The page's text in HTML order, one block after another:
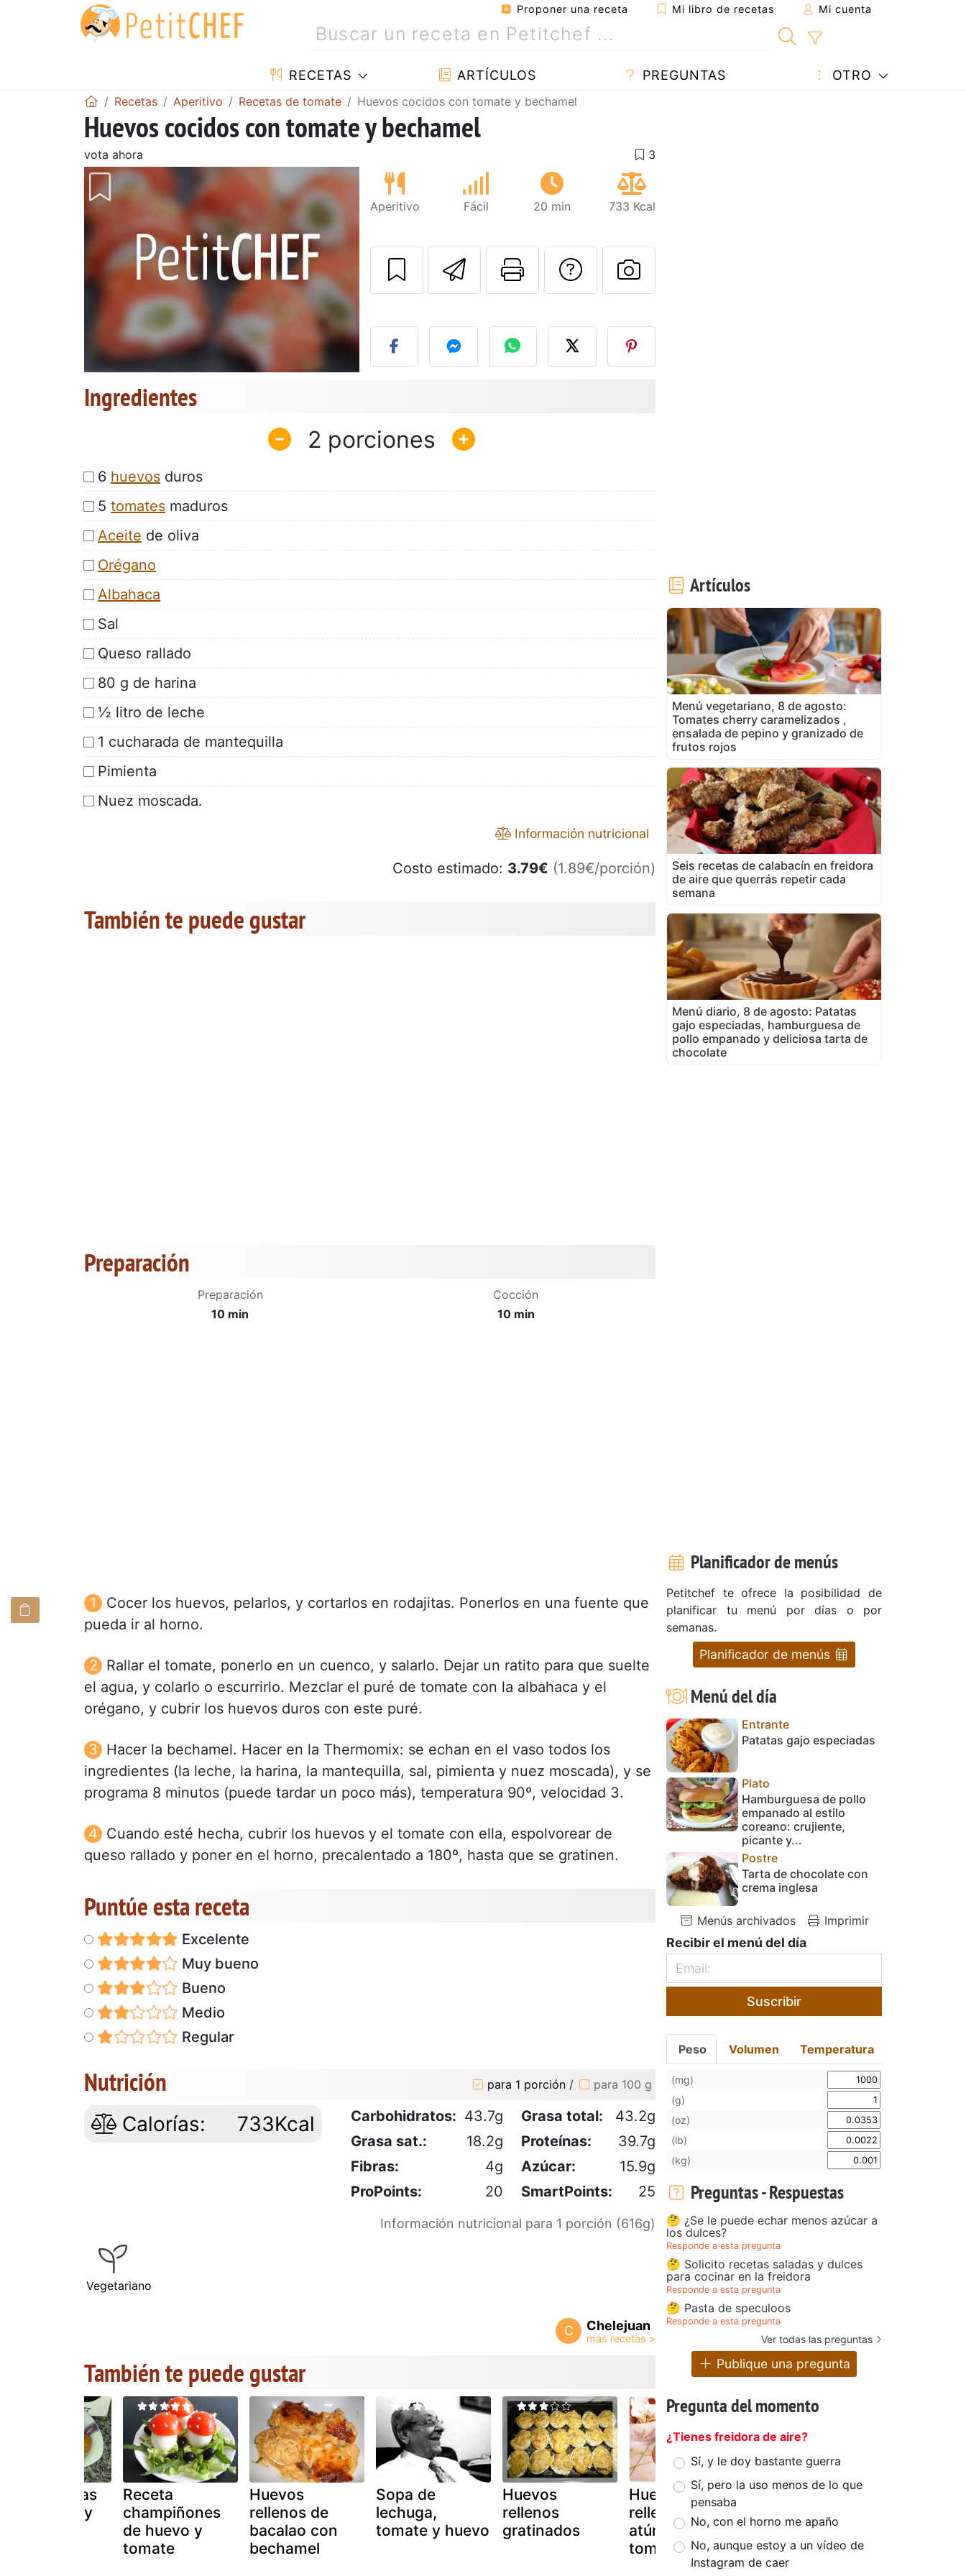
Proponer una receta Mi libro de recetas Mi cuenta
RECETAS ARTÍCULOS PREGUNTAS OTRO
Recetas Aperitivo Recetas de tomate Huevos cocidos con tomate y bechamel
Huevos cocidos con tomate y bechamel
vota ahora
Aperitivo Fácil 20 min 733 Kcal
Enviar esta receta a un amigo
Imprimir esta página
Preguntar al autor
Publicar la foto de esta receta
Ingredientes
2
6 huevos duros
5 tomates maduros
Aceite de oliva
Orégano
Albahaca
Sal
Queso rallado
80 g de harina
½ litro de leche
1 cucharada de mantequilla
Pimienta
Nuez moscada.
Información nutricional
Costo estimado: 3.79€ (1.89€/porción)
También te puede gustar
Preparación
Preparación
10 min
Cocción
10 min
Cocer los huevos, pelarlos, y cortarlos en rodajitas. Ponerlos en una fuente que
pueda ir al horno.
Rallar el tomate, ponerlo en un cuenco, y salarlo. Dejar un ratito para que suelte
el agua, y colarlo o escurrirlo. Mezclar el puré de tomate con la albahaca y el
orégano, y cubrir los huevos duros con este puré.
Hacer la bechamel. Hacer en la Thermomix: se echan en el vaso todos los
ingredientes (la leche, la harina, la mantequilla, sal, pimienta y nuez moscada), y se
programa 8 minutos (puede tardar un poco más), temperatura 90º, velocidad 3.
Cuando esté hecha, cubrir los huevos y el tomate con ella, espolvorear de
queso rallado y poner en el horno, precalentado a 180º, hasta que se gratinen.
Puntúe esta receta
Excelente
Muy bueno
Bueno
Medio
Regular
Nutrición para 1 porción / para 100 g
Calorías: 733Kcal Carbohidratos: 43.7g Grasa total:
43.2g
Grasa sat.:
18.2g Proteínas:
39.7g
Fibras:
4g Azúcar:
15.9g
ProPoints:
20 SmartPoints: 25
Información nutricional para 1 porción (616g)
Vegetariano
C Chelejuan
También te puede gustar
frescas
tomate y
Receta
champiñones
de huevo y
tomate
Huevos
rellenos de
bacalao con
bechamel
Sopa de
lechuga,
tomate y huevo
Huevos
rellenos
gratinados
Huevos
rellenos de
atún con
tomate
Patatas en
huevo
Artículos
Menú vegetariano, 8 de agosto:
Tomates cherry caramelizados ,
ensalada de pepino y granizado de
frutos rojos
Seis recetas de calabacín en freidora
de aire que querrás repetir cada
semana
Menú diario, 8 de agosto: Patatas
gajo especiadas, hamburguesa de
pollo empanado y deliciosa tarta de
chocolate
Planificador de menús
Petitchef te ofrece la posibilidad de
planificar tu menú por días o por
semanas.
Planificador de menús
Menú del día
Entrante
Patatas gajo especiadas
Plato
Hamburguesa de pollo
empanado al estilo
coreano: crujiente,
picante y...
Postre
Tarta de chocolate con
crema inglesa
Menús archivados Imprimir
Recibir el menú del día
Suscribir
Peso Volumen Temperatura
(mg)
(g)
(oz)
(lb)
(kg)
Preguntas - Respuestas
🤔 ¿Se le puede echar menos azúcar a
los dulces?
Responde a esta pregunta
🤔 Solicito recetas saladas y dulces
para cocinar en la freidora
Responde a esta pregunta
🤔 Pasta de speculoos
Responde a esta pregunta
Ver todas las preguntas
Publique una pregunta
Pregunta del momento
¿Tienes freidora de aire?
Sí, y le doy bastante guerra
Sí, pero la uso menos de lo que
pensaba
No, con el horno me apaño
No, aunque estoy a un vídeo de
Instagram de caer